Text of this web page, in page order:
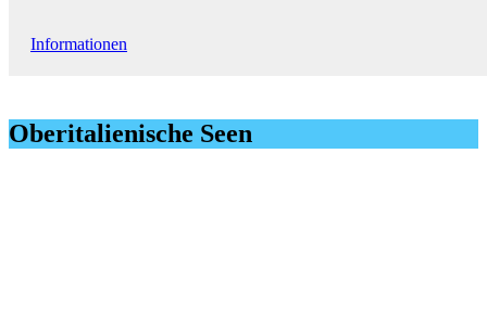
Informationen
Oberitalienische Seen